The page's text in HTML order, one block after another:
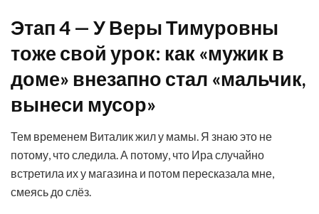
Этап 4 — У Веры Тимуровны
тоже свой урок: как «мужик в
доме» внезапно стал «мальчик,
вынеси мусор»
Тем временем Виталик жил у мамы. Я знаю это не
потому, что следила. А потому, что Ира случайно
встретила их у магазина и потом пересказала мне,
смеясь до слёз.